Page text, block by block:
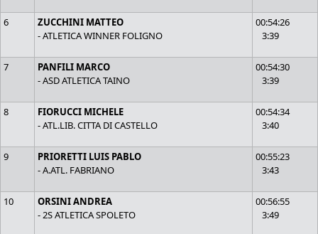
6
ZUCCHINI MATTEO
- ATLETICA WINNER FOLIGNO
00:54:26
3:39
7
PANFILI MARCO
- ASD ATLETICA TAINO
00:54:30
3:39
8
FIORUCCI MICHELE
- ATL.LIB. CITTA DI CASTELLO
00:54:34
3:40
9
PRIORETTI LUIS PABLO
- A.ATL. FABRIANO
00:55:23
3:43
10
ORSINI ANDREA
- 2S ATLETICA SPOLETO
00:56:55
3:49